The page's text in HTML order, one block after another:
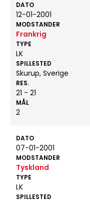
DATO
12-01-2001
MODSTANDER
Frankrig
TYPE
LK
SPILLESTED
Skurup, Sverige
RES.
21 - 21
MÅL
2
DATO
07-01-2001
MODSTANDER
Tyskland
TYPE
LK
SPILLESTED